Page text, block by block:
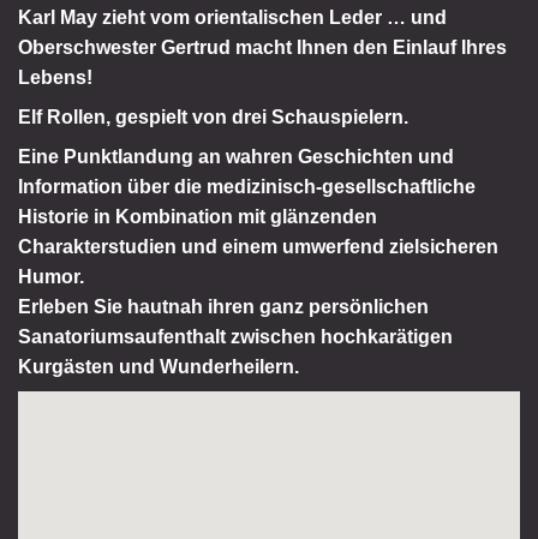
Karl May zieht vom orientalischen Leder … und
Oberschwester Gertrud macht Ihnen den Einlauf Ihres
Lebens!
Elf Rollen, gespielt von drei Schauspielern.
Eine Punktlandung an wahren Geschichten und
Information über die medizinisch-gesellschaftliche
Historie in Kombination mit glänzenden
Charakterstudien und einem umwerfend zielsicheren
Humor.
Erleben Sie hautnah ihren ganz persönlichen
Sanatoriumsaufenthalt zwischen hochkarätigen
Kurgästen und Wunderheilern.